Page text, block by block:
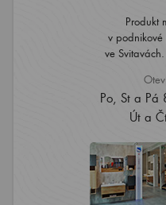
Produkt
v podnikové
ve
Po, St a Pá
Út a